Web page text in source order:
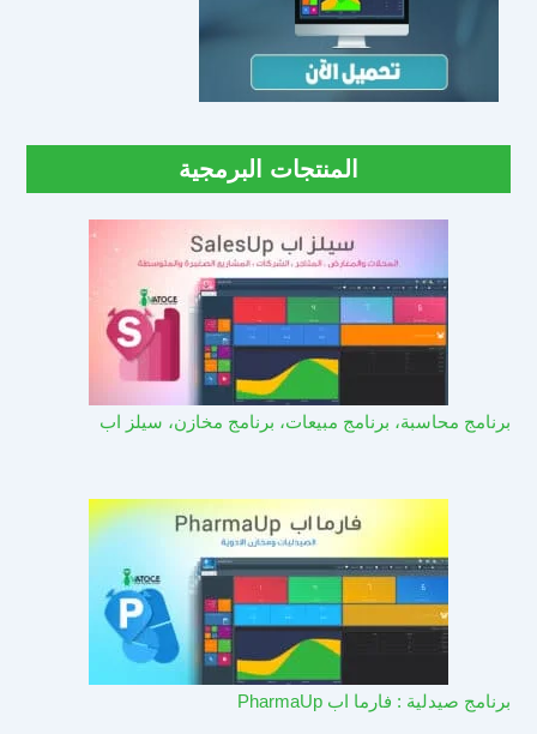
المنتجات البرمجية
برنامج محاسبة، برنامج مبيعات، برنامج مخازن، سيلز اب
برنامج صيدلية : فارما اب PharmaUp​